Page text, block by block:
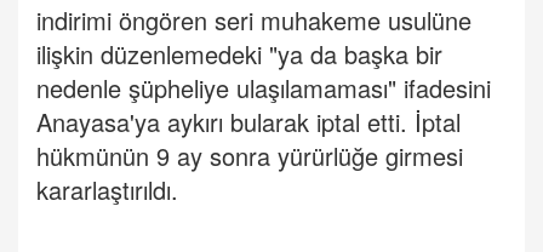
indirimi öngören seri muhakeme usulüne
ilişkin düzenlemedeki "ya da başka bir
nedenle şüpheliye ulaşılamaması" ifadesini
Anayasa'ya aykırı bularak iptal etti. İptal
hükmünün 9 ay sonra yürürlüğe girmesi
kararlaştırıldı.